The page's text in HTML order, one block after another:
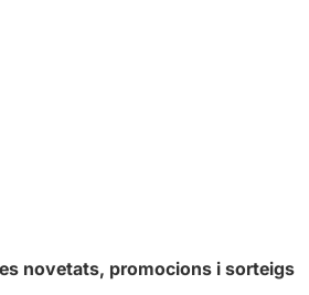
novetats, promocions i sorteigs